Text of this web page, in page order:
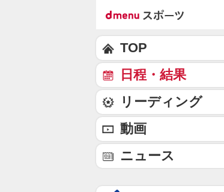
TOP
日程・結果
リーディング
動画
ニュース